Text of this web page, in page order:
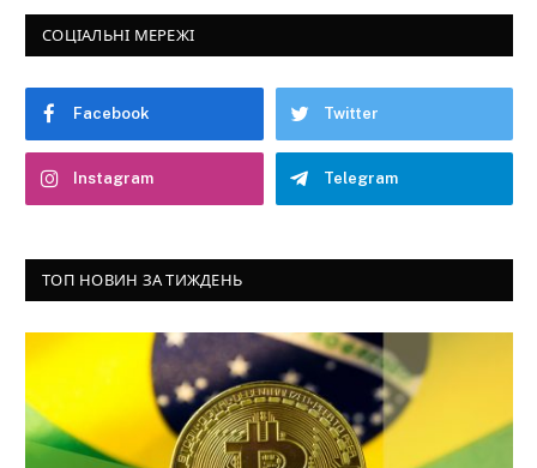
СОЦІАЛЬНІ МЕРЕЖІ
Facebook Twitter
Instagram Telegram
ТОП НОВИН ЗА ТИЖДЕНЬ